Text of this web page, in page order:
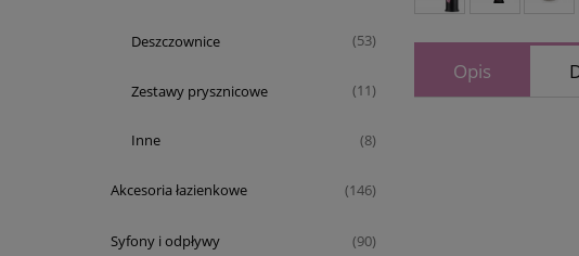
Deszczownice (53)
Zestawy prysznicowe (11)
Inne (8)
Akcesoria łazienkowe (146)
Syfony i odpływy (90)
Opis